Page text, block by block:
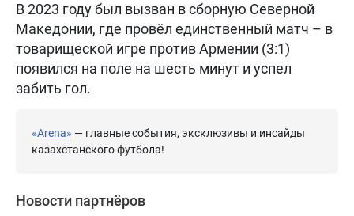
В 2023 году был вызван в сборную Северной
Македонии, где провёл единственный матч – в
товарищеской игре против Армении (3:1)
появился на поле на шесть минут и успел
забить гол.
«Arena» — главные события, эксклюзивы и инсайды
казахстанского футбола!